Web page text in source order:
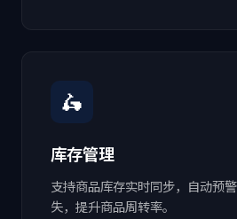
🛵
库存管理
支持商品库存实时同步，自动预
失，提升商品周转率。